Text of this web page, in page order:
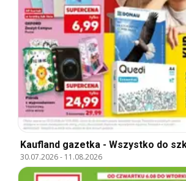
Kaufland gazetka - Wszystko do
30.07.2026- 11.08.2026